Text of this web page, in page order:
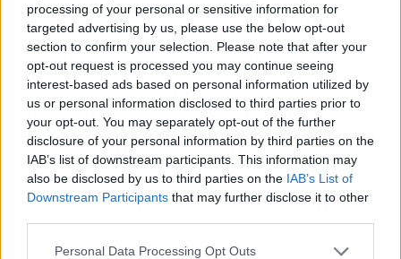
processing of your personal or sensitive information for
targeted advertising by us, please use the below opt-out
section to confirm your selection. Please note that after your
opt-out request is processed you may continue seeing
interest-based ads based on personal information utilized by
us or personal information disclosed to third parties prior to
your opt-out. You may separately opt-out of the further
disclosure of your personal information by third parties on the
IAB’s list of downstream participants. This information may
also be disclosed by us to third parties on the IAB’s List of
Downstream Participants that may further disclose it to other
Personal Data Processing Opt Outs